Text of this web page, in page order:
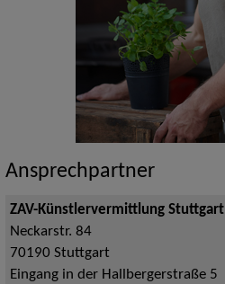
Ansprechpartner
ZAV-Künstlervermittlung Stuttgart
Neckarstr. 84
70190 Stuttgart
Eingang in der Hallbergerstraße 5